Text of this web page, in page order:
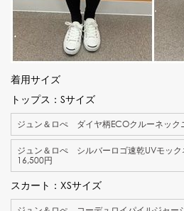
着用サイズ
トップス：Sサイズ
ジュン＆ロぺ ダイヤ柄ECOクルーネッ
ジュン＆ロぺ シルバーロゴ速乾UVモッ
16,500円
スカート：XSサイズ